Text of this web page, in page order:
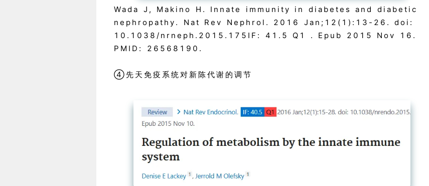
Wada J, Makino H. Innate immunity in diabetes and diabetic
nephropathy. Nat Rev Nephrol. 2016 Jan;12(1):13-26. doi:
10.1038/nrneph.2015.175IF: 41.5 Q1 . Epub 2015 Nov 16.
PMID: 26568190.
④先天免疫系统对新陈代谢的调节